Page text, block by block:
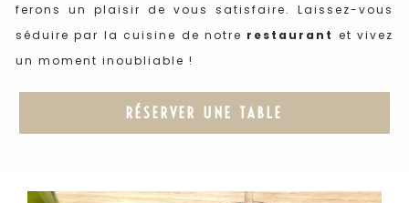
ferons un plaisir de vous satisfaire. Laissez-vous
séduire par la cuisine de notre restaurant et vivez
un moment inoubliable !
RÉSERVER UNE TABLE